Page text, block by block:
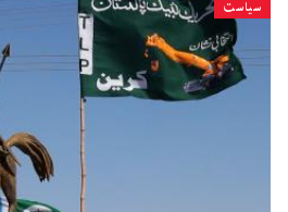
سیاست